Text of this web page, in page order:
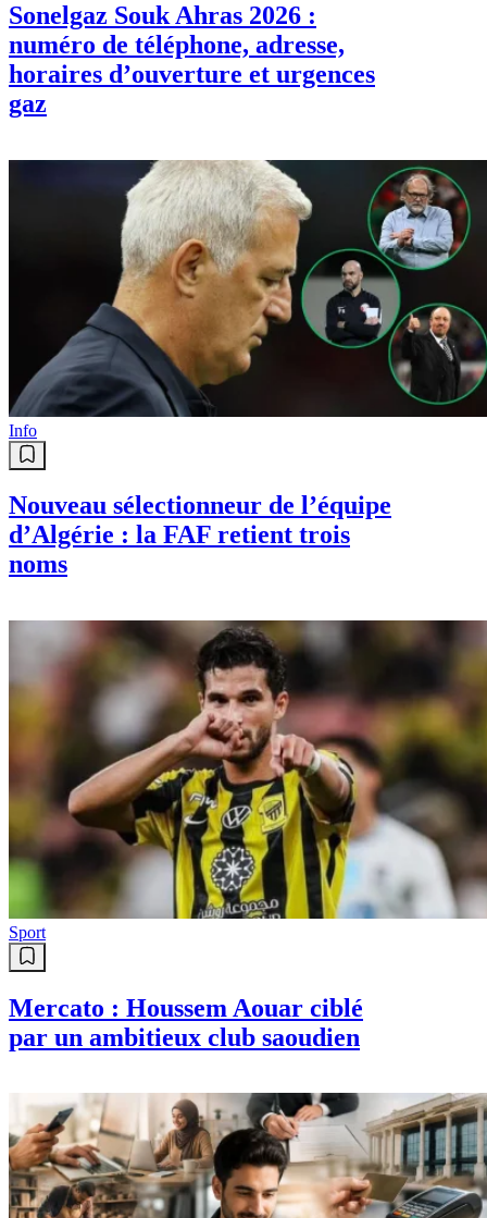
Sonelgaz Souk Ahras 2026 :
numéro de téléphone, adresse,
horaires d’ouverture et urgences
gaz
Info
Nouveau sélectionneur de l’équipe
d’Algérie : la FAF retient trois
noms
Sport
Mercato : Houssem Aouar ciblé
par un ambitieux club saoudien